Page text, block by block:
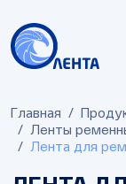
Главная
Ленты
Лента для